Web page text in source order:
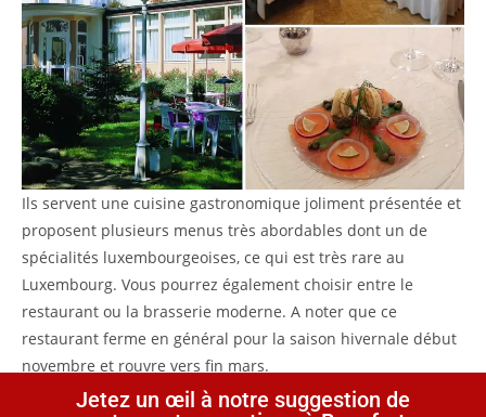
Ils servent une cuisine gastronomique joliment présentée et
proposent plusieurs menus très abordables dont un de
spécialités luxembourgeoises, ce qui est très rare au
Luxembourg. Vous pourrez également choisir entre le
restaurant ou la brasserie moderne. A noter que ce
restaurant ferme en général pour la saison hivernale début
novembre et rouvre vers fin mars.
Jetez un œil à notre suggestion de